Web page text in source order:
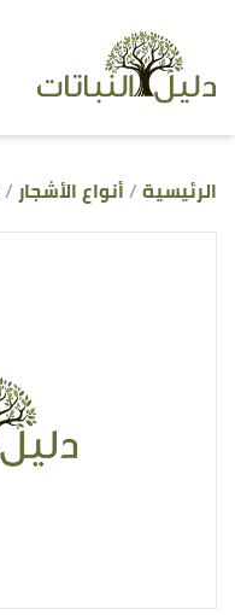
الرئيسية أنواع الأشجار